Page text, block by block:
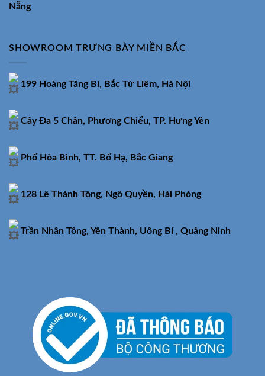
Nẵng
SHOWROOM TRƯNG BÀY MIỀN BẮC
199 Hoàng Tăng Bí, Bắc Từ Liêm, Hà Nội
Cây Đa 5 Chân, Phương Chiểu, TP. Hưng Yên
Phố Hòa Bình, TT. Bố Hạ, Bắc Giang
128 Lê Thánh Tông, Ngô Quyền, Hải Phòng
Trần Nhân Tông, Yên Thành, Uông Bí , Quảng Ninh